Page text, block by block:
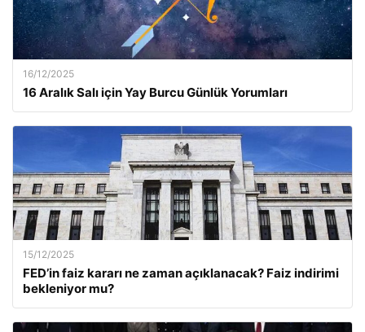
16/12/2025
16 Aralık Salı için Yay Burcu Günlük Yorumları
15/12/2025
FED’in faiz kararı ne zaman açıklanacak? Faiz indirimi
bekleniyor mu?